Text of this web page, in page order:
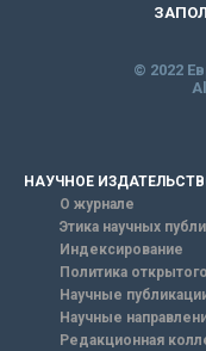
© 2022
НАУЧНОЕ
О журнале
Этика научных
Индексирование
Политика
Научные
Научные
Редакционная